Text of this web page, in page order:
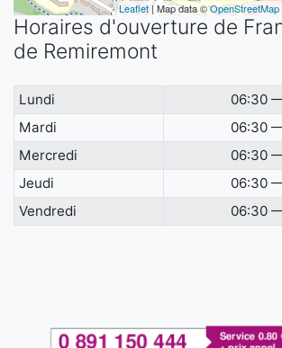
Leaflet| Map data ©OpenStreetMap
Horaires d'ouverture de
de Remiremont
Lundi
06:30
Mardi
06:30
Mercredi
06:30
Jeudi
06:30
Vendredi
06:30